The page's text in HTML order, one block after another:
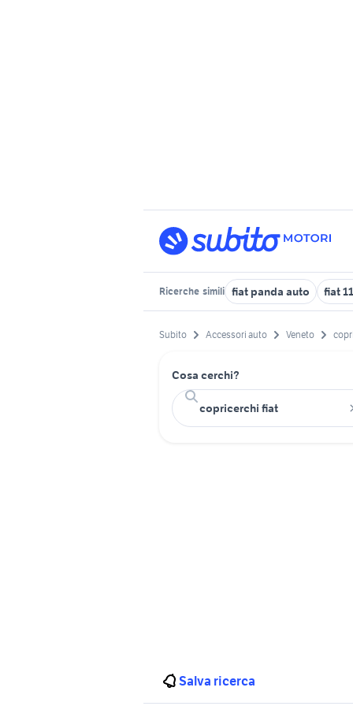
Ricerche simili fiat panda auto fiat
Subito Accessori auto Veneto
Cosa cerchi?
Salva ricerca